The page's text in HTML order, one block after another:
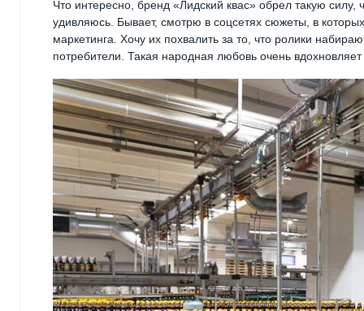
Что интересно, бренд «Лидский квас» обрел такую
удивляюсь. Бывает, смотрю в соцсетях сюжеты, в
маркетинга. Хочу их похвалить за то, что ролики
потребители. Такая народная любовь очень